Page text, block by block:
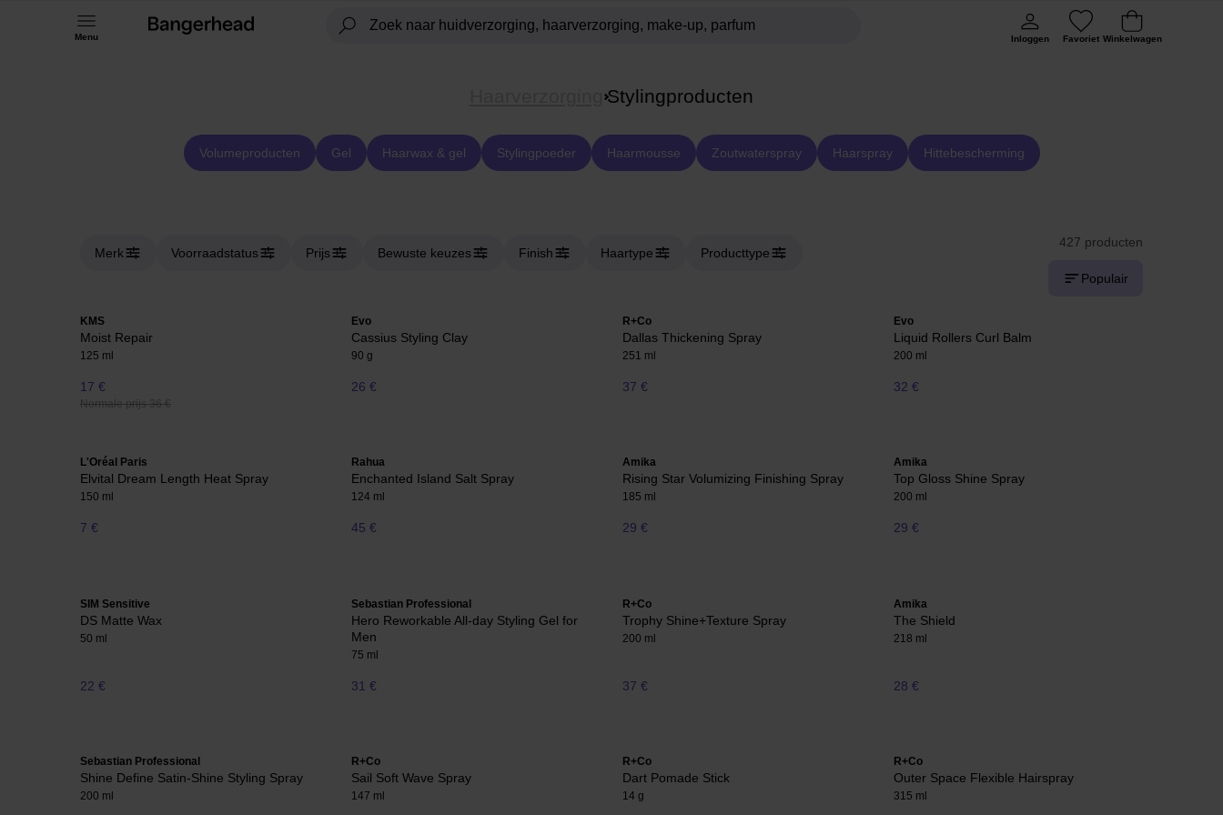
Menu Inloggen Favoriet Winkelwagen
Stylingproducten
Volumeproducten Gel Haarwax & gel Stylingpoeder Haarmousse Zoutwaterspray Haarspray Hittebescherming
Merk Voorraadstatus Prijs Bewuste keuzes Finish Haartype Producttype
427 producten
Populair
KMS
Moist Repair
125 ml
17 €
Normale prijs 36 €
Evo
Cassius Styling Clay
90 g
26 €
R+Co
Dallas Thickening Spray
251 ml
37 €
Evo
Liquid Rollers Curl Balm
200 ml
32 €
L'Oréal Paris
Elvital Dream Length Heat Spray
150 ml
7 €
Rahua
Enchanted Island Salt Spray
124 ml
45 €
Amika
Rising Star Volumizing Finishing Spray
185 ml
29 €
Amika
Top Gloss Shine Spray
200 ml
29 €
SIM Sensitive
DS Matte Wax
50 ml
22 €
Sebastian Professional
Hero Reworkable All-day Styling Gel for
Men
75 ml
31 €
R+Co
Trophy Shine+Texture Spray
200 ml
37 €
Amika
The Shield
218 ml
28 €
Sebastian Professional
Shine Define Satin-Shine Styling Spray
200 ml
R+Co
Sail Soft Wave Spray
147 ml
R+Co
Dart Pomade Stick
14 g
R+Co
Outer Space Flexible Hairspray
315 ml